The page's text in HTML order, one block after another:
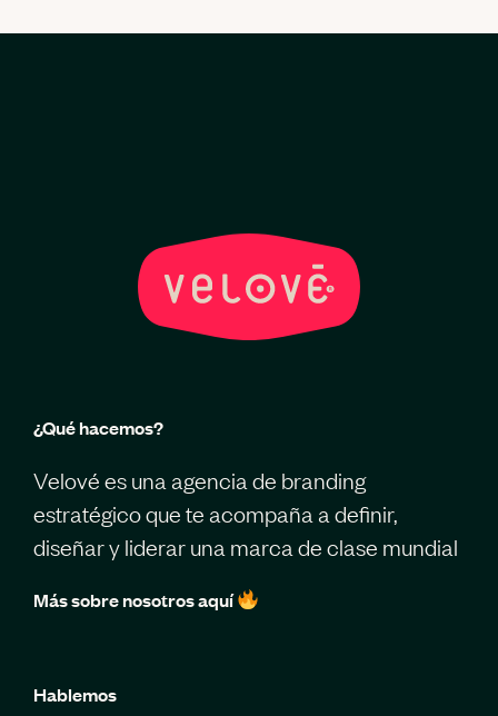
¿Qué hacemos?
Velové es una agencia de branding
estratégico que te acompaña a definir,
diseñar y liderar una marca de clase mundial
Más sobre nosotros aquí
Hablemos